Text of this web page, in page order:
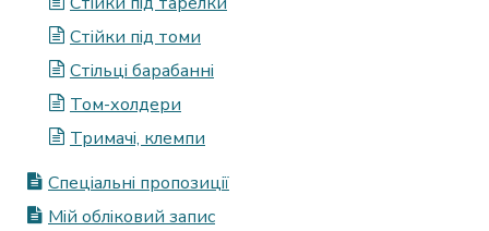
Стійки під томи
Стільці барабанні
Том-холдери
Тримачі, клемпи
Спеціальні пропозиції
Мій обліковий запис